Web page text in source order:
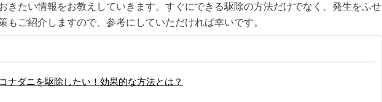
きたい情報をお教えしていきます。すぐにできる駆除の方法だけでなく、発生をふせ
もご紹介しますので、参考にしていただければ幸いです。
ナダニを駆除したい！効果的な方法とは？